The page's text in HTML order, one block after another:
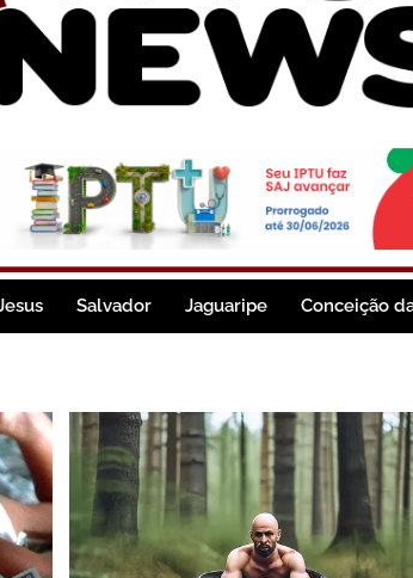
Salvador Jaguaripe Conceição